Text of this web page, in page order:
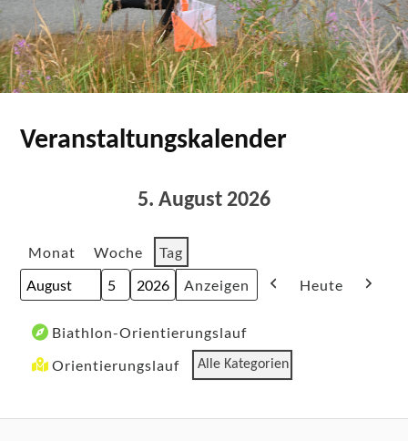
Veranstaltungskalender
5. August 2026
Monat Woche Tag
Monat
Tag
Jahr Zurück
Heute
Weiter
Veranstaltungskategorien
Biathlon-Orientierungslauf
Orientierungslauf
Alle Kategorien